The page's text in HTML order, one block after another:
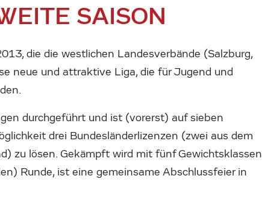
SAISON
die die westlichen Landesverbände (Salzburg,
neue und attraktive Liga, die für Jugend und
durchgeführt und ist (vorerst) auf sieben
drei Bundesländerlizenzen (zwei aus dem
zu lösen. Gekämpft wird mit fünf Gewichtsklassen
Runde, ist eine gemeinsame Abschlussfeier in